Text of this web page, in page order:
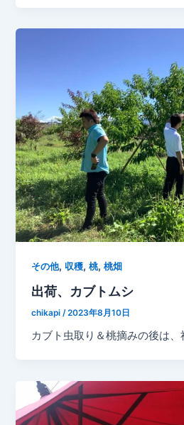
その他, 収穫,桃,桃畑
出荷、カブトムシ
chikapi /2023年8月10日
カブト虫取り＆桃摘みの後は、